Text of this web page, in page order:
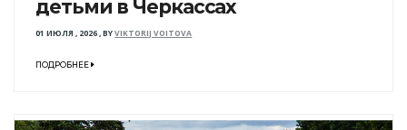
детьми в Черкассах
01 ИЮЛЯ , 2026,BYVIKTORIJ VOITOVA
ПОДРОБНЕЕ